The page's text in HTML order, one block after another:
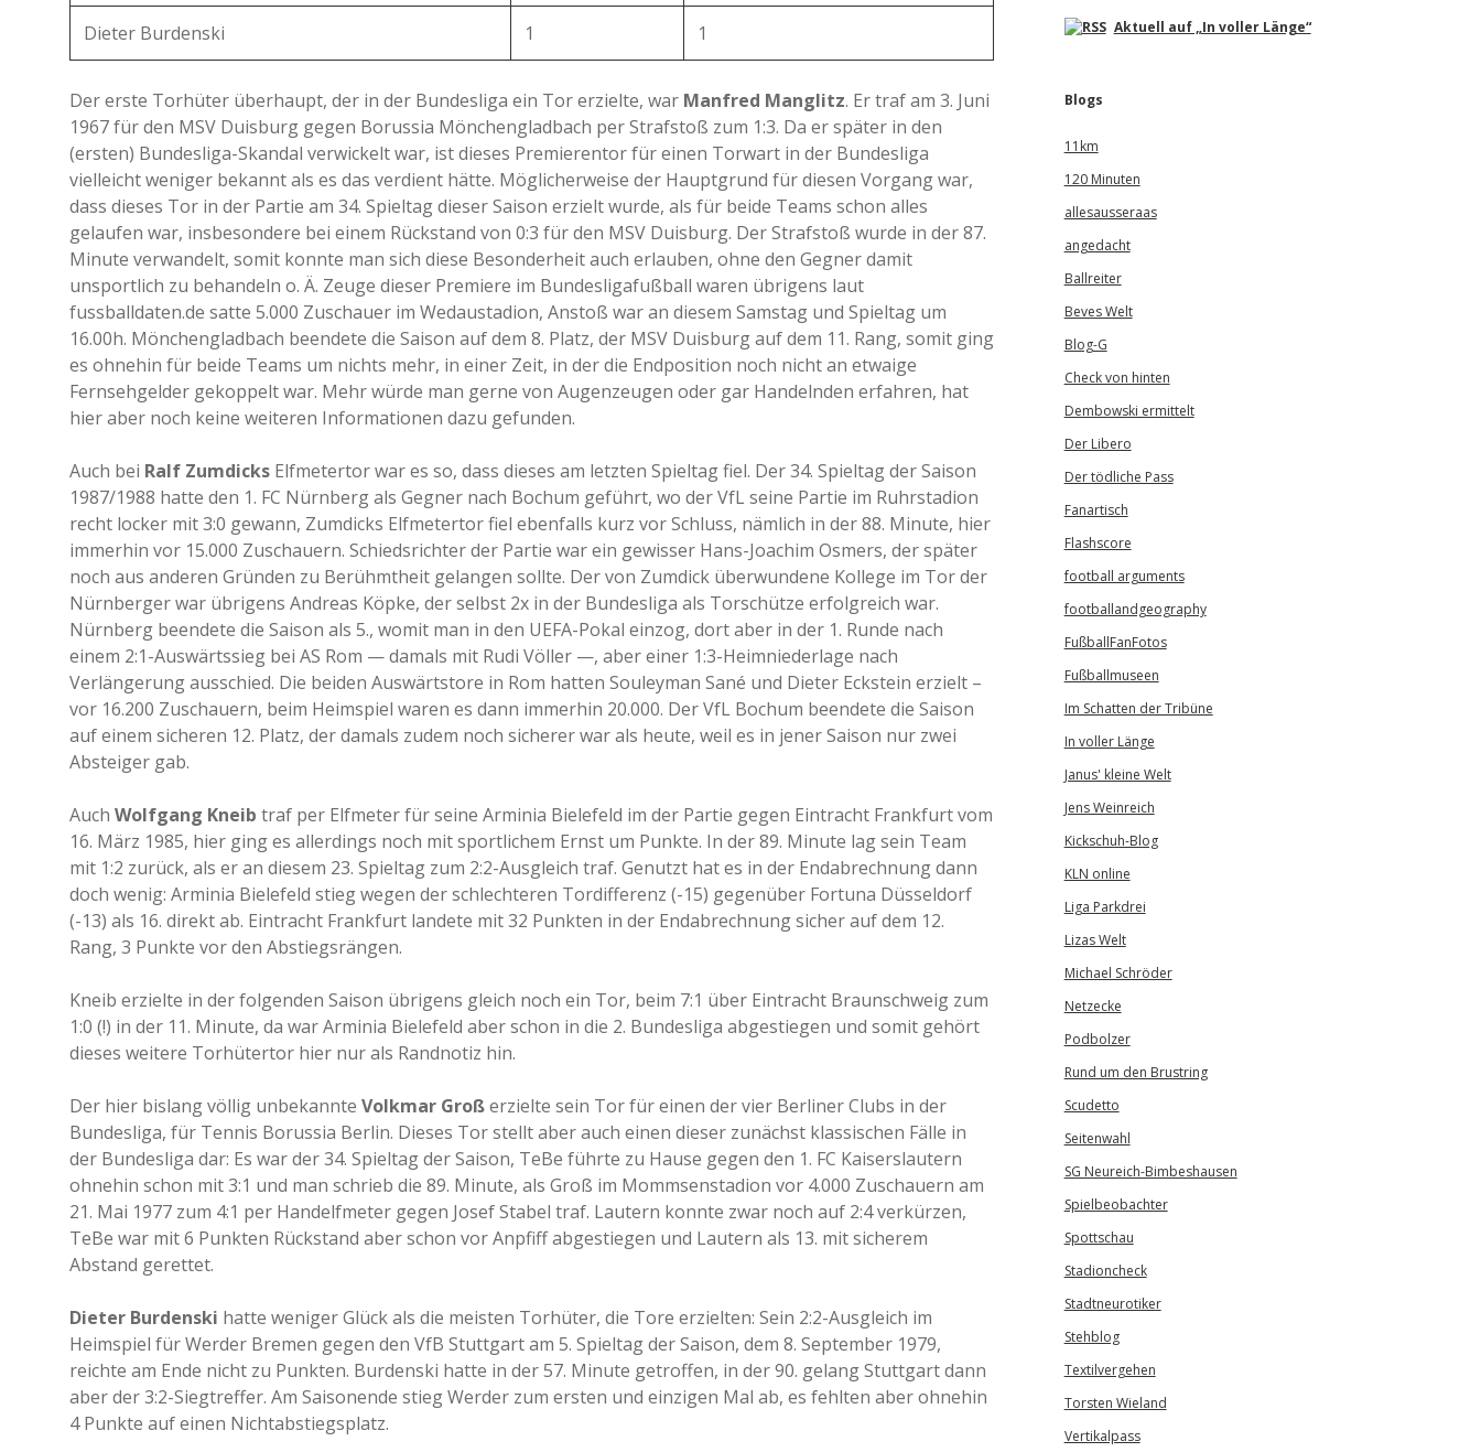
Dieter Burdenski 1 1
Der erste Torhüter überhaupt, der in der Bundesliga ein Tor erzielte, war Manfred Manglitz. Er traf am 3. Juni
1967 für den MSV Duisburg gegen Borussia Mönchengladbach per Strafstoß zum 1:3. Da er später in den
(ersten) Bundesliga-Skandal verwickelt war, ist dieses Premierentor für einen Torwart in der Bundesliga
vielleicht weniger bekannt als es das verdient hätte. Möglicherweise der Hauptgrund für diesen Vorgang war,
dass dieses Tor in der Partie am 34. Spieltag dieser Saison erzielt wurde, als für beide Teams schon alles
gelaufen war, insbesondere bei einem Rückstand von 0:3 für den MSV Duisburg. Der Strafstoß wurde in der 87.
Minute verwandelt, somit konnte man sich diese Besonderheit auch erlauben, ohne den Gegner damit
unsportlich zu behandeln o. Ä. Zeuge dieser Premiere im Bundesligafußball waren übrigens laut
fussballdaten.de satte 5.000 Zuschauer im Wedaustadion, Anstoß war an diesem Samstag und Spieltag um
16.00h. Mönchengladbach beendete die Saison auf dem 8. Platz, der MSV Duisburg auf dem 11. Rang, somit ging
es ohnehin für beide Teams um nichts mehr, in einer Zeit, in der die Endposition noch nicht an etwaige
Fernsehgelder gekoppelt war. Mehr würde man gerne von Augenzeugen oder gar Handelnden erfahren, hat
hier aber noch keine weiteren Informationen dazu gefunden.
Auch bei Ralf Zumdicks Elfmetertor war es so, dass dieses am letzten Spieltag fiel. Der 34. Spieltag der Saison
1987/1988 hatte den 1. FC Nürnberg als Gegner nach Bochum geführt, wo der VfL seine Partie im Ruhrstadion
recht locker mit 3:0 gewann, Zumdicks Elfmetertor fiel ebenfalls kurz vor Schluss, nämlich in der 88. Minute, hier
immerhin vor 15.000 Zuschauern. Schiedsrichter der Partie war ein gewisser Hans-Joachim Osmers, der später
noch aus anderen Gründen zu Berühmtheit gelangen sollte. Der von Zumdick überwundene Kollege im Tor der
Nürnberger war übrigens Andreas Köpke, der selbst 2x in der Bundesliga als Torschütze erfolgreich war.
Nürnberg beendete die Saison als 5., womit man in den UEFA-Pokal einzog, dort aber in der 1. Runde nach
einem 2:1-Auswärtssieg bei AS Rom — damals mit Rudi Völler —, aber einer 1:3-Heimniederlage nach
Verlängerung ausschied. Die beiden Auswärtstore in Rom hatten Souleyman Sané und Dieter Eckstein erzielt –
vor 16.200 Zuschauern, beim Heimspiel waren es dann immerhin 20.000. Der VfL Bochum beendete die Saison
auf einem sicheren 12. Platz, der damals zudem noch sicherer war als heute, weil es in jener Saison nur zwei
Absteiger gab.
Auch Wolfgang Kneib traf per Elfmeter für seine Arminia Bielefeld im der Partie gegen Eintracht Frankfurt vom
16. März 1985, hier ging es allerdings noch mit sportlichem Ernst um Punkte. In der 89. Minute lag sein Team
mit 1:2 zurück, als er an diesem 23. Spieltag zum 2:2-Ausgleich traf. Genutzt hat es in der Endabrechnung dann
doch wenig: Arminia Bielefeld stieg wegen der schlechteren Tordifferenz (-15) gegenüber Fortuna Düsseldorf
(-13) als 16. direkt ab. Eintracht Frankfurt landete mit 32 Punkten in der Endabrechnung sicher auf dem 12.
Rang, 3 Punkte vor den Abstiegsrängen.
Kneib erzielte in der folgenden Saison übrigens gleich noch ein Tor, beim 7:1 über Eintracht Braunschweig zum
1:0 (!) in der 11. Minute, da war Arminia Bielefeld aber schon in die 2. Bundesliga abgestiegen und somit gehört
dieses weitere Torhütertor hier nur als Randnotiz hin.
Der hier bislang völlig unbekannte Volkmar Großerzielte sein Tor für einen der vier Berliner Clubs in der
Bundesliga, für Tennis Borussia Berlin. Dieses Tor stellt aber auch einen dieser zunächst klassischen Fälle in
der Bundesliga dar: Es war der 34. Spieltag der Saison, TeBe führte zu Hause gegen den 1. FC Kaiserslautern
ohnehin schon mit 3:1 und man schrieb die 89. Minute, als Groß im Mommsenstadion vor 4.000 Zuschauern am
21. Mai 1977 zum 4:1 per Handelfmeter gegen Josef Stabel traf. Lautern konnte zwar noch auf 2:4 verkürzen,
TeBe war mit 6 Punkten Rückstand aber schon vor Anpfiff abgestiegen und Lautern als 13. mit sicherem
Abstand gerettet.
Dieter Burdenski hatte weniger Glück als die meisten Torhüter, die Tore erzielten: Sein 2:2-Ausgleich im
Heimspiel für Werder Bremen gegen den VfB Stuttgart am 5. Spieltag der Saison, dem 8. September 1979,
reichte am Ende nicht zu Punkten. Burdenski hatte in der 57. Minute getroffen, in der 90. gelang Stuttgart dann
aber der 3:2-Siegtreffer. Am Saisonende stieg Werder zum ersten und einzigen Mal ab, es fehlten aber ohnehin
4 Punkte auf einen Nichtabstiegsplatz.
Aktuell auf „In voller Länge“
Blogs
11km
120 Minuten
allesausseraas
angedacht
Ballreiter
Beves Welt
Blog-G
Check von hinten
Dembowski ermittelt
Der Libero
Der tödliche Pass
Fanartisch
Flashscore
football arguments
footballandgeography
FußballFanFotos
Fußballmuseen
Im Schatten der Tribüne
In voller Länge
Janus' kleine Welt
Jens Weinreich
Kickschuh-Blog
KLN online
Liga Parkdrei
Lizas Welt
Michael Schröder
Netzecke
Podbolzer
Rund um den Brustring
Scudetto
Seitenwahl
SG Neureich-Bimbeshausen
Spielbeobachter
Spottschau
Stadioncheck
Stadtneurotiker
Stehblog
Textilvergehen
Torsten Wieland
Vertikalpass